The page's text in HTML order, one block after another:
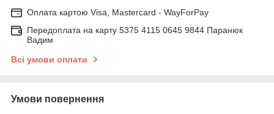
Оплата картою Visa, Mastercard - WayForPay
Передоплата на карту 5375 4115 0645 9844 Паранюк
Вадим
Всі умови оплати
Умови повернення